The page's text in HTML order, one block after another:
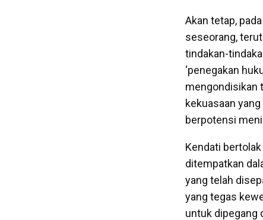
Akan tetap,
seseorang,
tindakan-
‘penegakan
mengondisikan
kekuasaan
berpotensi
Kendati
ditempatkan
yang telah
yang tegas
untuk dipegang